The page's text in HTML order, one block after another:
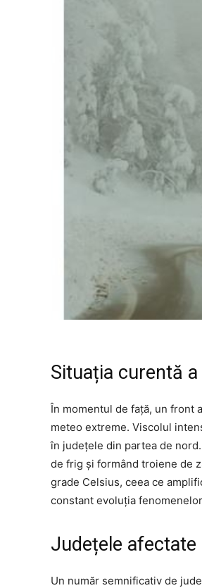
Situația curentă
În momentul de față, un front
meteo extreme. Viscolul
în județele din partea de
de frig și formând troiene de
grade Celsius, ceea ce
constant evoluția
Județele afectate
Un număr semnificativ de